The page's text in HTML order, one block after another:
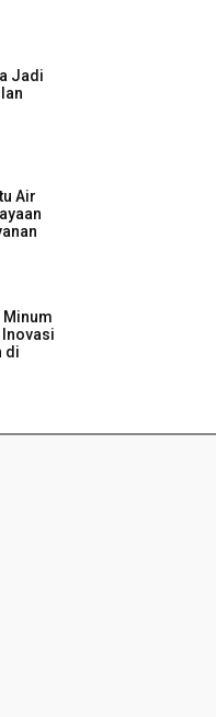
Jadi
Air
Minum
Inovasi
di